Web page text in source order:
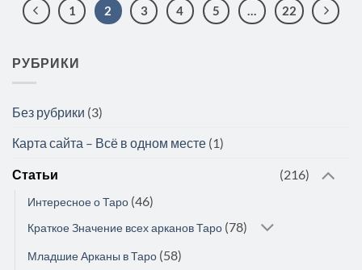
1 2 3 4 5 22
РУБРИКИ
Без рубрики (3)
Карта сайта – Всё в одном месте (1)
Статьи (216)
Интересное о Таро (46)
Краткое Значение всех арканов Таро (78)
Младшие Арканы в Таро (58)